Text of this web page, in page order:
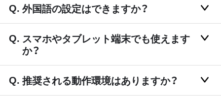
外国語の設定はできますか？
スマホやタブレット端末でも使えます
か？
推奨される動作環境はありますか？